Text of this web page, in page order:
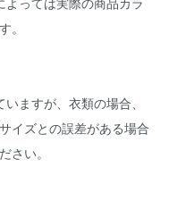
。
ますが、衣類の場合、
イズとの誤差がある場合
さい。